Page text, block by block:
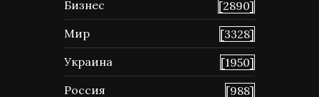
Бизнес
[2890]
Мир
[3328]
Украина
[1950]
Россия
[988]